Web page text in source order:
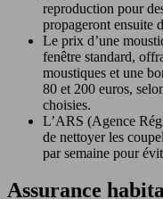
reproduction pour
propageront ensuite
Le prix d’une
fenêtre standard,
moustiques et une
80 et 200 euros,
choisies.
L’ARS (Agence
de nettoyer les
par semaine pour
Assurance